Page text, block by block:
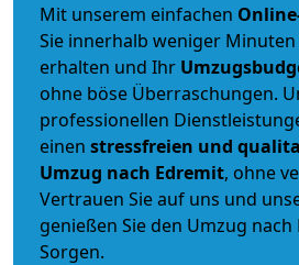
Mit unserem einfachen
Sie innerhalb weniger
erhalten und Ihr
ohne böse Überraschungen.
professionellen
einen stressfreien und
Umzug nach Edremit, ohne
Vertrauen Sie auf uns und
genießen Sie den Umzug
Sorgen.